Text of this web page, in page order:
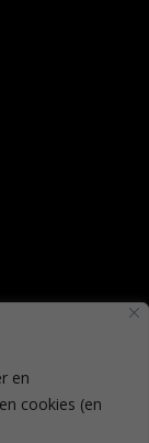
en
cookies (en